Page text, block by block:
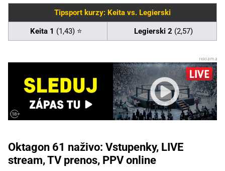
Tipsport kurzy: Keita vs. Legierski
Keita 1 (1,43) ⭐ Legierski 2 (2,57)
Oktagon 61 naživo: Vstupenky, LIVE
stream, TV prenos, PPV online